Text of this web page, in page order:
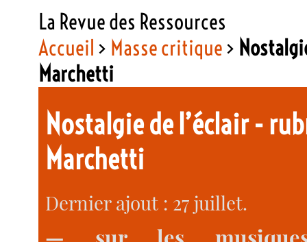
La Revue des Ressources
Accueil > Masse critique>
Marchetti
Nostalgie de l’éclair -
Marchetti
Dernier ajout : 27 juillet.